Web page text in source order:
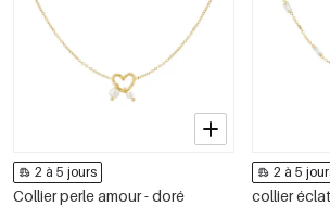
2 à 5 jours
Collier perle amour - doré
2 à 5
collier